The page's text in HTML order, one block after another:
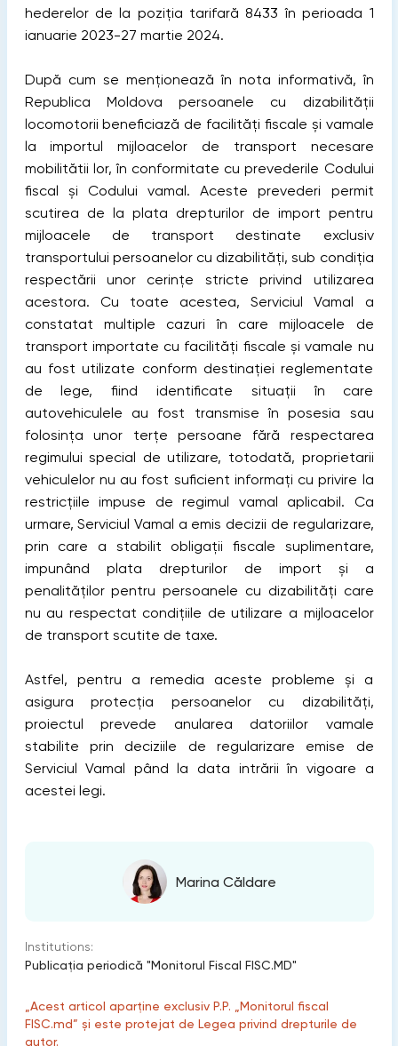
hederelor de la poziția tarifară 8433 în perioada 1
ianuarie 2023-27 martie 2024.
După cum se menționează în nota informativă, în
Republica Moldova persoanele cu dizabilității
locomotorii beneficiază de facilități fiscale și vamale
la importul mijloacelor de transport necesare
mobilitătii lor, în conformitate cu prevederile Codului
fiscal și Codului vamal. Aceste prevederi permit
scutirea de la plata drepturilor de import pentru
mijloacele de transport destinate exclusiv
transportului persoanelor cu dizabilități, sub condiția
respectării unor cerințe stricte privind utilizarea
acestora. Cu toate acestea, Serviciul Vamal a
constatat multiple cazuri în care mijloacele de
transport importate cu facilități fiscale și vamale nu
au fost utilizate conform destinației reglementate
de lege, fiind identificate situații în care
autovehiculele au fost transmise în posesia sau
folosința unor terțe persoane fără respectarea
regimului special de utilizare, totodată, proprietarii
vehiculelor nu au fost suficient informați cu privire la
restricțiile impuse de regimul vamal aplicabil. Ca
urmare, Serviciul Vamal a emis decizii de regularizare,
prin care a stabilit obligații fiscale suplimentare,
impunând plata drepturilor de import și a
penalităților pentru persoanele cu dizabilități care
nu au respectat condițiile de utilizare a mijloacelor
de transport scutite de taxe.
Astfel, pentru a remedia aceste probleme și a
asigura protecția persoanelor cu dizabilități,
proiectul prevede anularea datoriilor vamale
stabilite prin deciziile de regularizare emise de
Serviciul Vamal pând la data intrării în vigoare a
acestei legi.
Marina Căldare
Institutions:
Publicaţia periodică "Monitorul Fiscal FISC.MD"
„Acest articol aparține exclusiv P.P. „Monitorul fiscal
FISC.md” și este protejat de Legea privind drepturile de
autor.